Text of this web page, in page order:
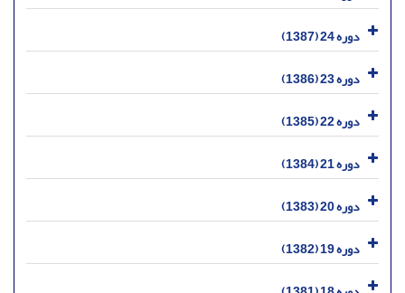
دوره 24 (1387)
دوره 23 (1386)
دوره 22 (1385)
دوره 21 (1384)
دوره 20 (1383)
دوره 19 (1382)